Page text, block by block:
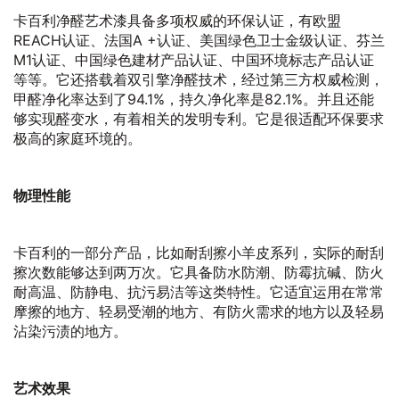
卡百利净醛艺术漆具备多项权威的环保认证，有欧盟
REACH认证、法国A +认证、美国绿色卫士金级认证、芬兰
M1认证、中国绿色建材产品认证、中国环境标志产品认证
等等。它还搭载着双引擎净醛技术，经过第三方权威检测，
甲醛净化率达到了94.1%，持久净化率是82.1%。并且还能
够实现醛变水，有着相关的发明专利。它是很适配环保要求
极高的家庭环境的。
物理性能
卡百利的一部分产品，比如耐刮擦小羊皮系列，实际的耐刮
擦次数能够达到两万次。它具备防水防潮、防霉抗碱、防火
耐高温、防静电、抗污易洁等这类特性。它适宜运用在常常
摩擦的地方、轻易受潮的地方、有防火需求的地方以及轻易
沾染污渍的地方。
艺术效果